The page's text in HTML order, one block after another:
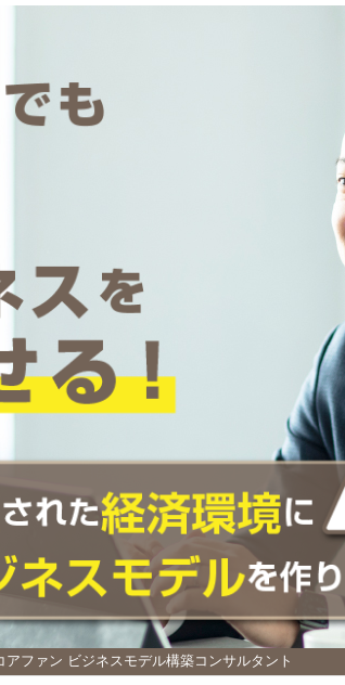
アファン ビジネスモデル構築コンサルタント